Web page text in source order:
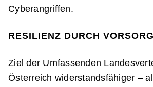
Cyberangriffen.
RESILIENZ DURCH
Ziel der Umfassenden
Österreich widerstandsfähiger –